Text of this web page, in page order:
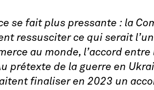
se fait plus pressante : la
ressusciter ce qui serait
au monde, l’accord
prétexte de la guerre en
finaliser en 2023 un